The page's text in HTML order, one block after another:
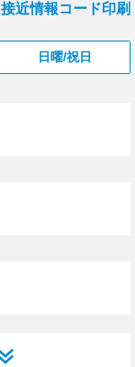
接近情報コード印刷
日曜/祝日